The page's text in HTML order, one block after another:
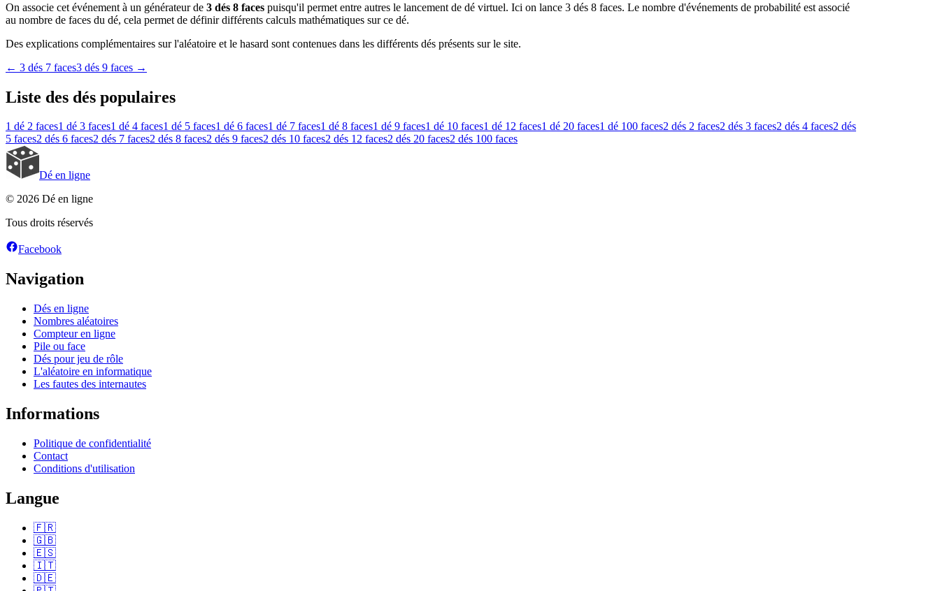
On associe cet événement à un générateur de 3 dés 8 faces puisqu'il permet entre autres le lancement de dé virtuel. Ici on lance 3 dés 8 faces. Le nombre d'événements de probabilité est associé
au nombre de faces du dé, cela permet de définir différents calculs mathématiques sur ce dé.
Des explications complémentaires sur l'aléatoire et le hasard sont contenues dans les différents dés présents sur le site.
← 3 dés 7 faces3 dés 9 faces →
Liste des dés populaires
1 dé 2 faces1 dé 3 faces1 dé 4 faces1 dé 5 faces1 dé 6 faces1 dé 7 faces1 dé 8 faces1 dé 9 faces1 dé 10 faces1 dé 12 faces1 dé 20 faces1 dé 100 faces2 dés 2 faces2 dés 3 faces2 dés 4 faces2 dés
5 faces2 dés 6 faces2 dés 7 faces2 dés 8 faces2 dés 9 faces2 dés 10 faces2 dés 12 faces2 dés 20 faces2 dés 100 faces
Dé en ligne
© 2026 Dé en ligne
Tous droits réservés
Facebook
Navigation
Dés en ligne
Nombres aléatoires
Compteur en ligne
Pile ou face
Dés pour jeu de rôle
L'aléatoire en informatique
Les fautes des internautes
Informations
Politique de confidentialité
Contact
Conditions d'utilisation
Langue
🇫🇷
🇬🇧
🇪🇸
🇮🇹
🇩🇪